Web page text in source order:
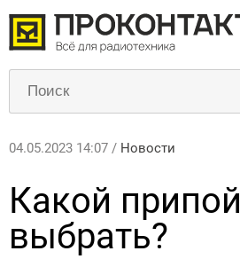
04.05.2023 14:07 / Новости
Какой припой
выбрать?